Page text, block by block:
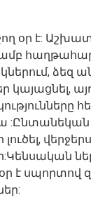
օր է:
ձեզ
կայացնել,
:Ընտանեկան
լուծել,
է սպորտով